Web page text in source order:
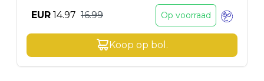
EUR 14.97 16.99 Op voorraad
Koop op bol .